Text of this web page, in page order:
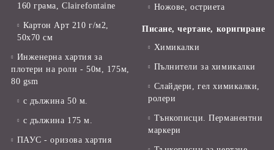
160 грама, Clairefontaine
Картон Арт 210 г/м2,
50х70 см
Инженерна хартия за
плотери на роли - 50м, 175м,
80 gsm
с дължина 50 м.
с дължина 175 м.
ПАУС - оризова хартия
Ножове, остриета
Писане, чертане, коригиране
Химикалки
Пълнители за химикалки
Слайдери, гел химикалки,
ролери
Тънкописци. Перманентни
маркери